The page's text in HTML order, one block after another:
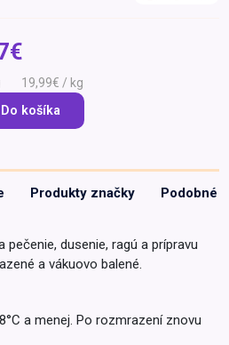
Recepty
19,99€ / kg
Do košíka
Produkty značky Podobné
pečenie, dusenie, ragú a prípravu
a vákuovo balené.
a menej. Po rozmrazení znovu